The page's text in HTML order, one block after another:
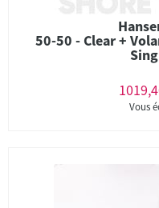
50-50 - Clear +
Vous